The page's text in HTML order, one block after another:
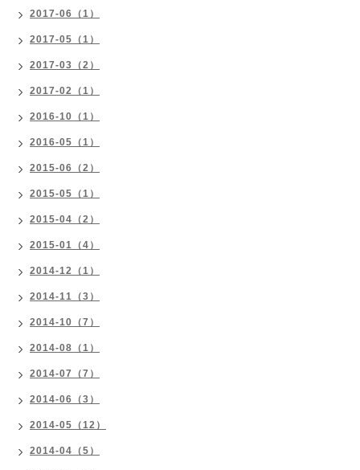
2017-06（1）
2017-05（1）
2017-03（2）
2017-02（1）
2016-10（1）
2016-05（1）
2015-06（2）
2015-05（1）
2015-04（2）
2015-01（4）
2014-12（1）
2014-11（3）
2014-10（7）
2014-08（1）
2014-07（7）
2014-06（3）
2014-05（12）
2014-04（5）